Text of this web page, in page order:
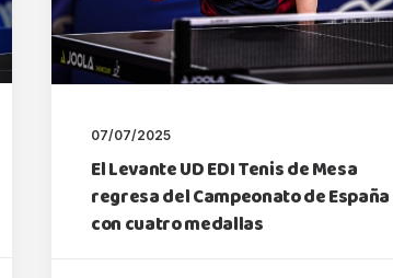
07/07/2025
El Levante UD EDI Tenis de Mesa
regresa del Campeonato de España
con cuatro medallas